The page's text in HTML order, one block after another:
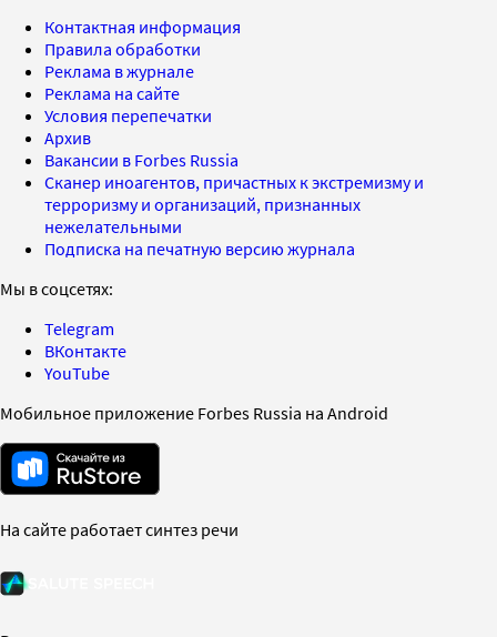
Контактная информация
Правила обработки
Реклама в журнале
Реклама на сайте
Условия перепечатки
Архив
Вакансии в Forbes Russia
Сканер иноагентов, причастных к экстремизму и
терроризму и организаций, признанных
нежелательными
Подписка на печатную версию журнала
Мы в соцсетях:
Telegram
ВКонтакте
YouTube
Мобильное приложение Forbes Russia на Android
На сайте работает синтез речи